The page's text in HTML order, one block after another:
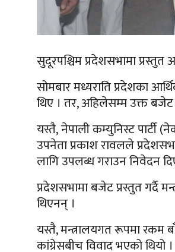
सुदूरपश्चिम प्रदेशसभामा
सोमबार मध्यराति प्रदेशका
थिए । तर, अहिलेसम्म उक्त बजेट
यस्तै, नेपाली कम्युनिस्ट पार्टी
उपनेता प्रकाश रावलले
लागि उपलब्ध गराउन निवेदन
प्रदेशसभामा बजेट प्रस्तुत गर्दै
थिएनन् ।
यस्तै, मन्त्रालयगत रूपमा रकम
कांग्रेसबीच विवाद भएको